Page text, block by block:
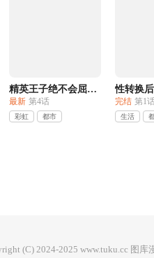
精英王子绝不会屈服于年下狗狗
最新 第4话
彩虹 都市
性转换
完结 第1
生活
(C) 2024-2025 www.tuku.cc 图库